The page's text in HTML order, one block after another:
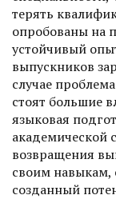
терять
опробованы на
устойчивый
выпускников
случае
стоят большие
языковая
академической
возвращения
своим навыкам,
созданный